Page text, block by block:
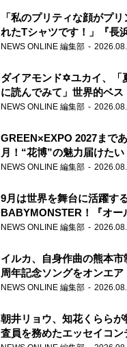
「私のプリティな顔がプリ
れたTシャツです！」『長
天下無双』初の番組グッズ
NEWS ONLINE 編集部
ダイアモンド✡ユカイ、「
に読んでみて」世界的ベス
ー『アナスタシア』を紹介
NEWS ONLINE 編集部
GREEN×EXPO 2027まで
月！“花博”の魅力届けたい
NEWS ONLINE 編集部
9月は世界を舞台に活躍す
BABYMONSTER！『オー
トニッポンPODCAST』月
NEWS ONLINE 編集部
イルカ、自身作曲の熊本市
周年記念ソングをオンエア
NEWS ONLINE 編集部
朝井リョウ、知花くららが
査員を務めたエッセイコン